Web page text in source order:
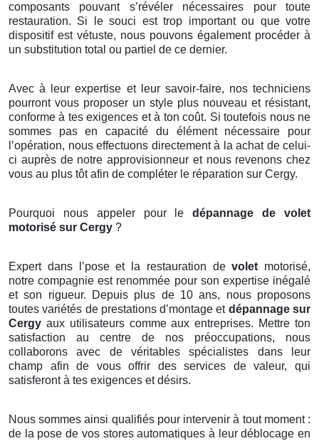
composants pouvant s’révéler nécessaires pour toute
restauration. Si le souci est trop important ou que votre
dispositif est vétuste, nous pouvons également procéder à
un substitution total ou partiel de ce dernier.
Avec à leur expertise et leur savoir-faire, nos techniciens
pourront vous proposer un style plus nouveau et résistant,
conforme à tes exigences et à ton coût. Si toutefois nous ne
sommes pas en capacité du élément nécessaire pour
l’opération, nous effectuons directement à la achat de celui-
ci auprès de notre approvisionneur et nous revenons chez
vous au plus tôt afin de compléter le réparation sur Cergy.
Pourquoi nous appeler pour ledépannage de volet
motorisé sur Cergy ?
Expert dans l’pose et la restauration devolet motorisé,
notre compagnie est renommée pour son expertise inégalé
et son rigueur. Depuis plus de 10 ans, nous proposons
toutes variétés de prestations d’montage et dépannage sur
Cergy aux utilisateurs comme aux entreprises. Mettre ton
satisfaction au centre de nos préoccupations, nous
collaborons avec de véritables spécialistes dans leur
champ afin de vous offrir des services de valeur, qui
satisferont à tes exigences et désirs.
Nous sommes ainsi qualifiés pour intervenir à tout moment :
de la pose de vos stores automatiques à leur déblocage en